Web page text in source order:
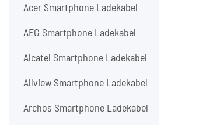
Acer Smartphone Ladekabel
AEG Smartphone Ladekabel
Alcatel Smartphone Ladekabel
Allview Smartphone Ladekabel
Archos Smartphone Ladekabel